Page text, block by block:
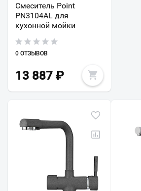
Смеситель Point
PN3104AL для
кухонной мойки
0 ОТЗЫВОВ
13 887 ₽